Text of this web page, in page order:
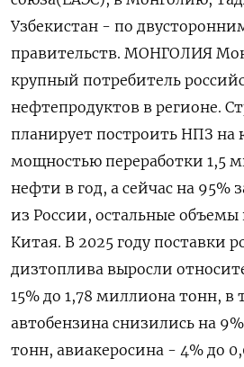
Узбекистан - по
правительств. МОНГОЛИЯ
крупный потребитель
нефтепродуктов в регионе.
планирует построить НПЗ на
мощностью переработки 1,5
нефти в год, а сейчас на 95%
из России, остальные
Китая. В 2025 году поставки
дизтоплива выросли
15% до 1,78 миллиона тонн, в
автобензина снизились на
тонн, ⁠авиакеросина - 4% до